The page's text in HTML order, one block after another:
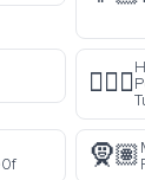
👳🏻‍♂️
🧕🏽